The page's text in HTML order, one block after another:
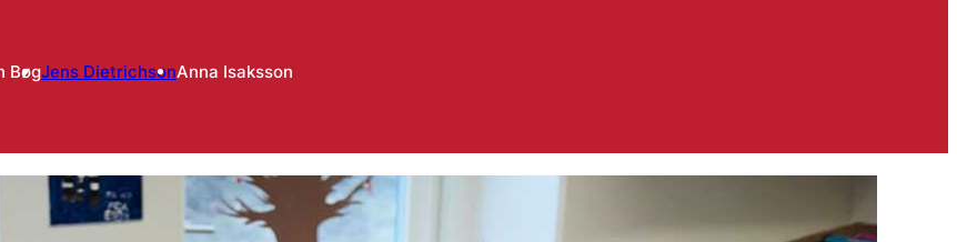
BøgJens DietrichsonAnna Isaksson